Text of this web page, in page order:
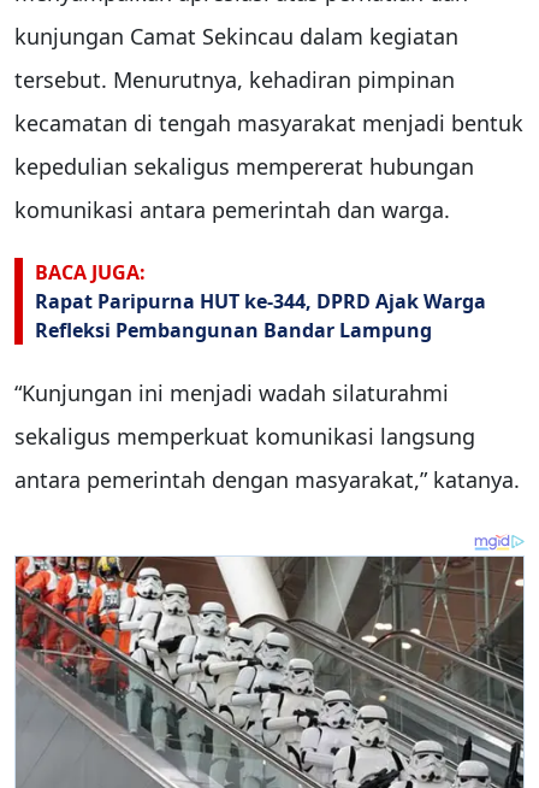
kunjungan Camat Sekincau dalam kegiatan
tersebut. Menurutnya, kehadiran pimpinan
kecamatan di tengah masyarakat menjadi bentuk
kepedulian sekaligus mempererat hubungan
komunikasi antara pemerintah dan warga.
BACA JUGA:
Rapat Paripurna HUT ke-344, DPRD Ajak Warga
Refleksi Pembangunan Bandar Lampung
“Kunjungan ini menjadi wadah silaturahmi
sekaligus memperkuat komunikasi langsung
antara pemerintah dengan masyarakat,” katanya.